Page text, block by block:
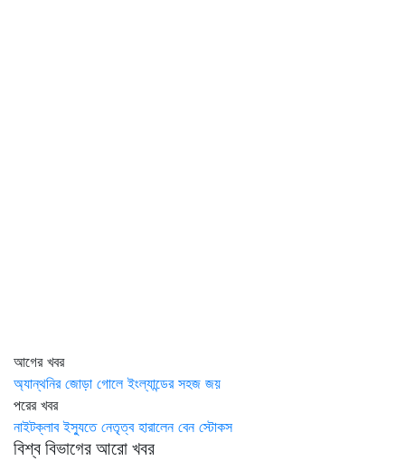
আগের খবর
অ্যান্থনির জোড়া গোলে ইংল্যান্ডের সহজ জয়
পরের খবর
নাইটক্লাব ইস্যুতে নেতৃত্ব হারালেন বেন স্টোকস
বিশ্ব বিভাগের আরো খবর